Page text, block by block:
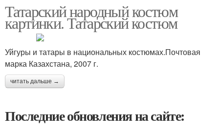
Татарский народный костюм
картинки. Татарский костюм
Уйгуры и татары в национальных костюмах.Почтовая
марка Казахстана, 2007 г.
читать дальше →
Последние обновления на сайте: